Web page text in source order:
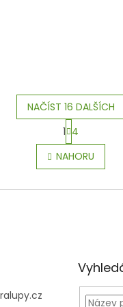
O
v
d
NAČÍST 16 DALŠÍCH
S
t
r
á
n
o
1 4
NAHORU